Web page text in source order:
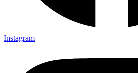
Instagram